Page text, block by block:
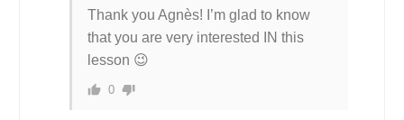
Thank you Agnès! I’m glad to know
that you are very interested IN this
lesson 😉
0